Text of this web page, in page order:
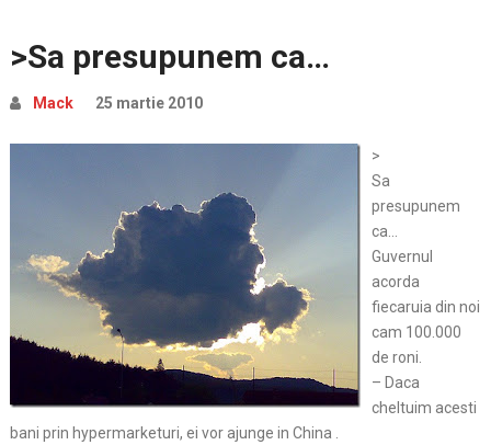
>Sa presupunem ca…
Mack 25 martie 2010
>
Sa
presupunem
ca…
Guvernul
acorda
fiecaruia din noi
cam 100.000
de roni.
– Daca
cheltuim acesti
bani prin hypermarketuri, ei vor ajunge in China .